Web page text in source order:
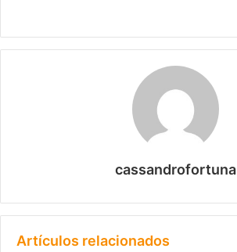
cassandrofortuna
Artículos relacionados